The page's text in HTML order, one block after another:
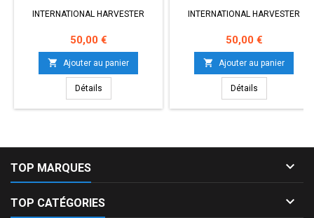
INTERNATIONAL HARVESTER
Prix
50,00 €
 Ajouter au panier
Détails
INTERNATIONAL HARVESTER
Prix
50,00 €
 Ajouter au panier
Détails
TOP MARQUES 
TOP CATÉGORIES 